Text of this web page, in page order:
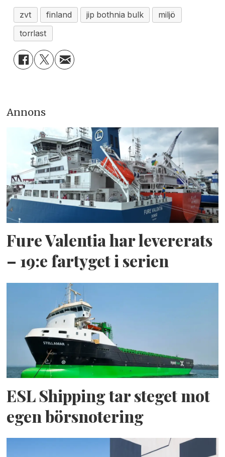
zvt finland jip bothnia bulk
miljö
torrlast
Annons
Fure Valentia har levererats
– 19:e fartyget i serien
ESL Shipping tar steget mot
egen börsnotering